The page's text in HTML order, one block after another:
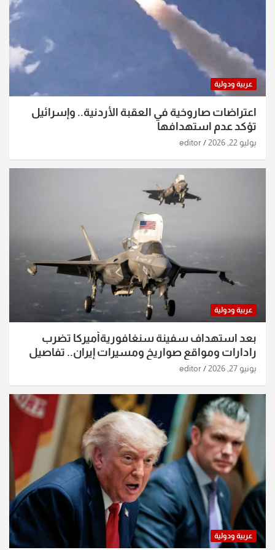
عربية ودولية
اعتراضات صاروخية في العقبة الأردنية.. وإسرائيل
تؤكد عدم استهدافها
يوليو 22, 2026 editor
عربية ودولية
بعد استهداف سفينة سنغافوريةأميركا تضرب
رادارات ومواقع صواريخ ومسيرات إيران.. تفاصيل
الساعات الماضية
يونيو 27, 2026 editor
عربية ودولية